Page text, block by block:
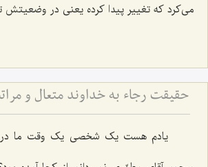
می‌کرد که تغییر پیدا کرده یعنی در وضعیتش
حقیقت رجاء به خداوند متعال و
یادم هست یک شخصی یک وقت ما در